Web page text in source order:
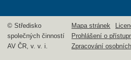
© Středisko
společných činností
AV ČR, v. v. i.
Mapa stránek
Prohlášení o
Zpracování